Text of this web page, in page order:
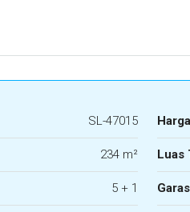
SL-47015 Harga
234 m² Luas
5 + 1